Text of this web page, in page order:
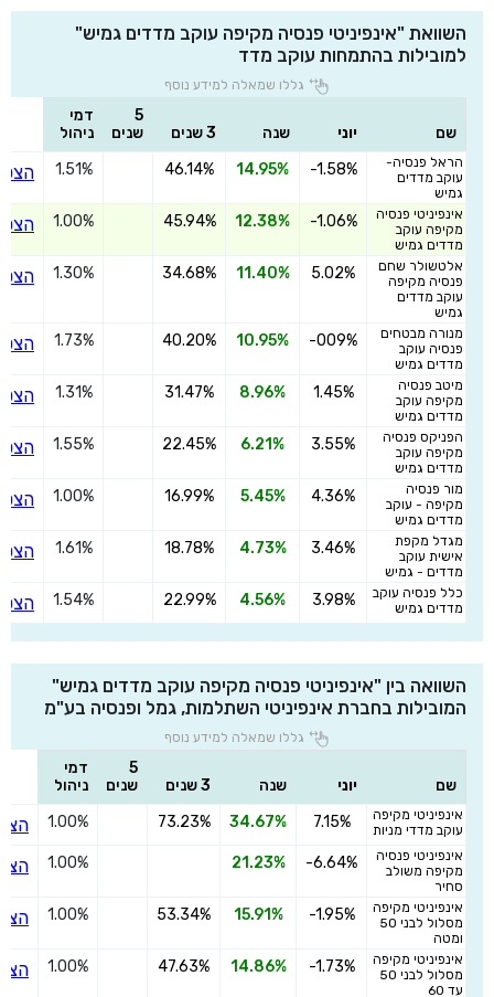
השוואת "אינפיניטי פנסיה מקיפה עוקב מדדים גמיש"
למובילות בהתמחות עוקב מדד
גללו שמאלה למידע נוסף
שם יוני שנה 3 שנים
5
שנים
דמי
ניהול
הראל פנסיה-
עוקב מדדים
גמיש
-1.58%
14.95%
46.14%
1.51%
אינפיניטי פנסיה
מקיפה עוקב
מדדים גמיש
-1.06%
12.38%
45.94%
1.00%
אלטשולר שחם
פנסיה מקיפה
עוקב מדדים
גמיש
5.02%
11.40%
34.68%
1.30%
מנורה מבטחים
פנסיה עוקב
מדדים גמיש
-009%
10.95%
40.20%
1.73%
מיטב פנסיה
מקיפה עוקב
מדדים גמיש
1.45%
8.96%
31.47%
1.31%
הפניקס פנסיה
מקיפה עוקב
מדדים גמיש
3.55%
6.21%
22.45%
1.55%
מור פנסיה
מקיפה - עוקב
מדדים גמיש
4.36%
5.45%
16.99%
1.00%
מגדל מקפת
אישית עוקב
מדדים - גמיש
3.46%
4.73%
18.78%
1.61%
כלל פנסיה עוקב
מדדים גמיש
3.98%
4.56%
22.99%
1.54%
השוואה בין "אינפיניטי פנסיה מקיפה עוקב מדדים גמיש"
המובילות בחברת אינפיניטי השתלמות, גמל ופנסיה בע"מ
גללו שמאלה למידע נוסף
שם יוני שנה 3 שנים
5
שנים
דמי
ניהול
אינפיניטי מקיפה
עוקב מדדי מניות
7.15%
34.67%
73.23%
1.00%
אינפיניטי פנסיה
מקיפה משולב
סחיר
-6.64%
21.23%
1.00%
אינפיניטי מקיפה
מסלול לבני 50
ומטה
-1.95%
15.91%
53.34%
1.00%
אינפיניטי מקיפה
מסלול לבני 50
עד 60
-1.73%
14.86%
47.63%
1.00%